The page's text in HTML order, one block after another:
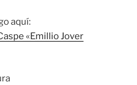
aquí:
«Emillio Jover